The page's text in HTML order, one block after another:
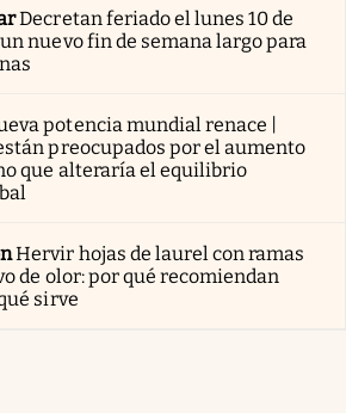
Decretan feriado el lunes 10 de
nuevo fin de semana largo para
potencia mundial renace |
preocupados por el aumento
que alteraría el equilibrio
Hervir hojas de laurel con ramas
de olor: por qué recomiendan
sirve